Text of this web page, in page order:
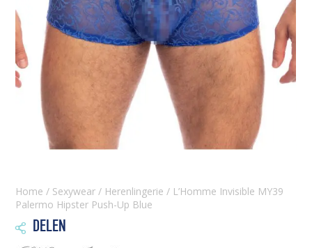
Home / Sexywear / Herenlingerie / L’Homme Invisible MY39
Palermo Hipster Push-Up Blue
 DELEN